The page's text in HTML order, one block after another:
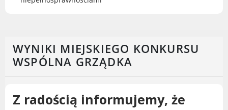
Komenda Straży Miejskiej Miasta
LOSiR
Serwisy mapowe
Informator Miasta Luboń
Plaża Miejska przy ul. Rzecznej w
WYNIKI MIEJSKIEGO KONKURSU
WSPÓLNA GRZĄDKA
Z radością informujemy, że